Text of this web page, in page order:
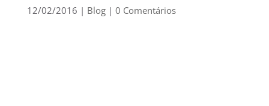
12/02/2016 | Blog| 0 Comentários